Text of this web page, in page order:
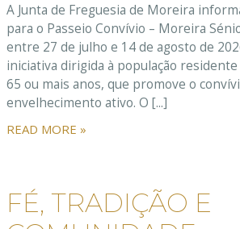
A Junta de Freguesia de Moreira
para o Passeio Convívio – Moreira
entre 27 de julho e 14 de agosto de
iniciativa dirigida à população
65 ou mais anos, que promove o
envelhecimento ativo. O [...]
READ MORE »
FÉ, TRADIÇÃO E